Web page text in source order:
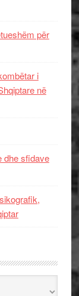
për
i
në
dhe sfidave